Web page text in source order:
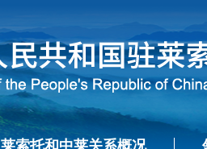
莱索托和中莱关系概况